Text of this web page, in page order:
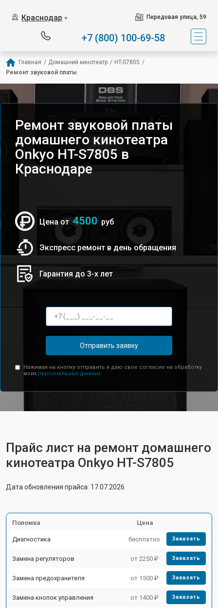
Краснодар ▼ Передовая улица, 59
+7 (800) 100-69-58
Главная / Домашний кинотеатр / HT-S7805 /
Ремонт звуковой платы
Ремонт звуковой платы
домашнего кинотеатра
Onkyo HT-S7805 в
Краснодаре
Цена от 4500 руб
Экспресс ремонт в день обращения
Гарантия до 3-х лет
Отправить заявку
Нажимая на кнопку отправить я даю свое согласие на обработку
моих персональных данных.
Прайс лист на ремонт домашнего
кинотеатра Onkyo HT-S7805
Дата обновления прайса: 17.07.2026
Поломка Цена
Диагностика бесплатно Заказать
Замена регуляторов от 2250 ₽ Заказать
Замена предохранителя от 1500 ₽ Заказать
Замена кнопок управления от 1400 ₽ Заказать